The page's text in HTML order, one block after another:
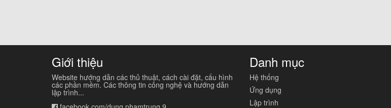
Giới thiệu
Website hướng dẫn các thủ thuật, cách cài đặt, cấu hình
các phần mềm. Các thông tin công nghệ và hướng dẫn
lập trình...
Danh mục
Hệ thống
Ứng dụng
Lập trình